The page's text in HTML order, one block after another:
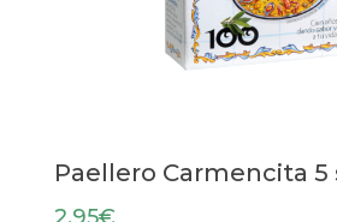
Paellero Carmencita 5